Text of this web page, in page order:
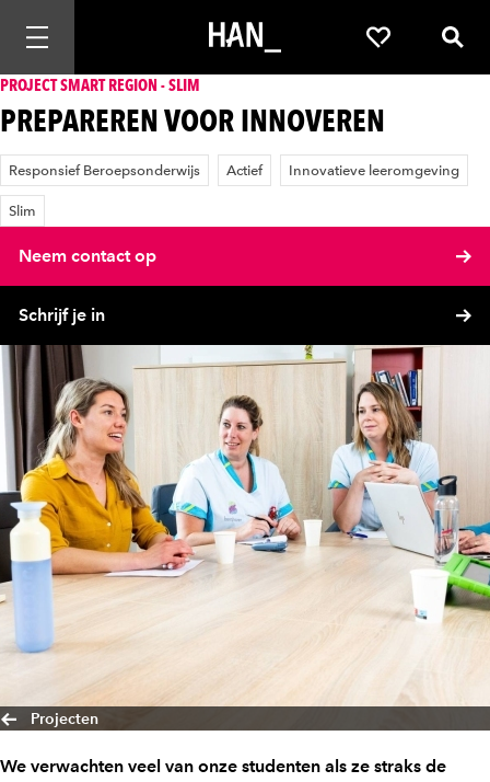
Mobiele navigatie openen Favorieten
PROJECT SMART REGION - SLIM
PREPAREREN VOOR INNOVEREN
Responsief Beroepsonderwijs Actief Innovatieve leeromgeving
Slim
Neem contact op
Schrijf je in
Projecten
We verwachten veel van onze studenten als ze straks de